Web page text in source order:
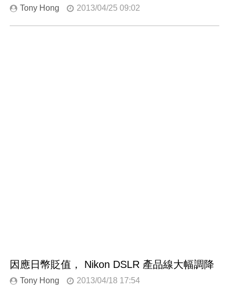
Tony Hong 2013/04/25 09:02
因應日幣貶值， Nikon DSLR 產品線大幅調降
Tony Hong 2013/04/18 17:54